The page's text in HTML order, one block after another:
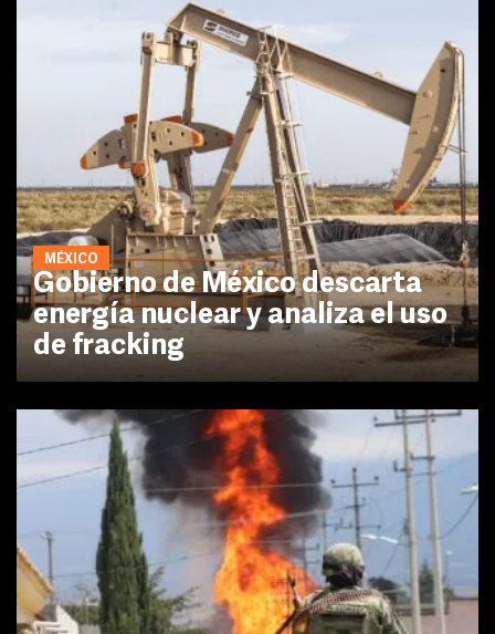
MÉXICO
Gobierno de México descarta
energía nuclear y analiza el uso
de fracking